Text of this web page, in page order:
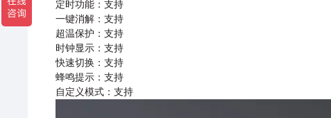
定时功能：⽀持
⼀键消解：⽀持
超温保护：⽀持
时钟显示：⽀持
快速切换：⽀持
蜂鸣提示：⽀持
⾃定义模式：⽀持